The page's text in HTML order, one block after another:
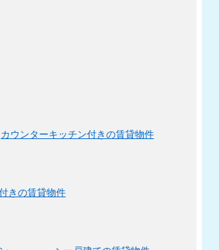
カウンターキッチン付きの賃貸物件
きの賃貸物件